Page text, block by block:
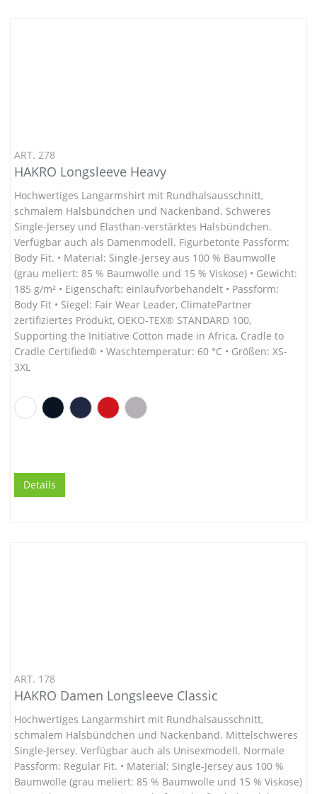
ART. 278
HAKRO Longsleeve Heavy
Hochwertiges Langarmshirt mit Rundhalsausschnitt,
schmalem Halsbündchen und Nackenband. Schweres
Single-Jersey und Elasthan-verstärktes Halsbündchen.
Verfügbar auch als Damenmodell. Figurbetonte Passform:
Body Fit. • Material: Single-Jersey aus 100 % Baumwolle
(grau meliert: 85 % Baumwolle und 15 % Viskose) • Gewicht:
185 g/m² • Eigenschaft: einlaufvorbehandelt • Passform:
Body Fit • Siegel: Fair Wear Leader, ClimatePartner
zertifiziertes Produkt, OEKO-TEX® STANDARD 100,
Supporting the Initiative Cotton made in Africa, Cradle to
Cradle Certified® • Waschtemperatur: 60 °C • Größen: XS-
3XL
Details
ART. 178
HAKRO Damen Longsleeve Classic
Hochwertiges Langarmshirt mit Rundhalsausschnitt,
schmalem Halsbündchen und Nackenband. Mittelschweres
Single-Jersey. Verfügbar auch als Unisexmodell. Normale
Passform: Regular Fit. • Material: Single-Jersey aus 100 %
Baumwolle (grau meliert: 85 % Baumwolle und 15 % Viskose)